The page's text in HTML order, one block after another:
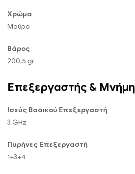
Χρώμα
Μαύρο
Βάρος
200,5 gr
Επεξεργαστής & Μνήμη
Ισχύς Βασικού Επεξεργαστή
3 GHz
Πυρήνες Επεξεργαστή
1+3+4